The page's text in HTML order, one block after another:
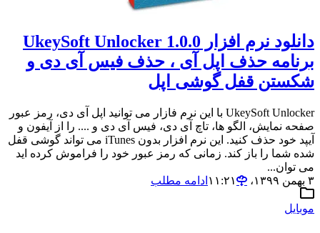
دانلود نرم افزار UkeySoft Unlocker 1.0.0
برنامه حذف اپل آی ، حذف فیس آی دی و
شکستن قفل گوشی اپل
UkeySoft Unlocker با این نرم فازار می توانید اپل آی دی، رمز عبور
صفحه نمایش، الگو ها، تاچ آی دی، فیس آی دی و .... را از آیفون و
آیپد خود حذف کنید. این نرم افزار بدون iTunes می تواند گوشی قفل
شده شما را باز کند. زمانی که رمز عبور خود را فراموش کرده اید
می توان...
۳ بهمن ۱۳۹۹،‏ ۱۱:۲۱
ادامه مطلب
موبایل